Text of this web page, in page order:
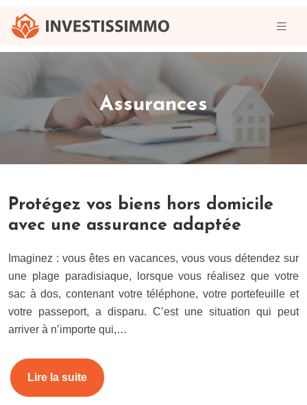
Assurances
Protégez vos biens hors domicile
avec une assurance adaptée
Imaginez : vous êtes en vacances, vous vous détendez sur
une plage paradisiaque, lorsque vous réalisez que votre
sac à dos, contenant votre téléphone, votre portefeuille et
votre passeport, a disparu. C’est une situation qui peut
arriver à n’importe qui,…
Lire la suite